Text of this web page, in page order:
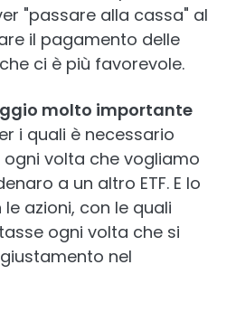
"passare alla cassa" al
il pagamento delle
ci è più favorevole.
molto importante
i quali è necessario
volta che vogliamo
a un altro ETF. E lo
azioni, con le quali
ogni volta che si
nel